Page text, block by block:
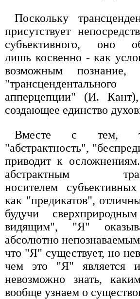
Поскольку
присутствует
субъективного, оно
лишь косвенно - как
возможным познание,
апперцепции" (И. Кант),
создающее единство
Вместе с тем,
"абстрактность",
приводит к
абстрактным
носителем
как "предикатов",
будучи
видящим", "Я"
абсолютно
что "Я" существует, но
чем это "Я" является
невозможно знать,
вообще узнаем о